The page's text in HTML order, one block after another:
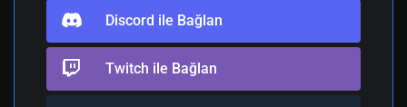
Discord ile Bağlan
Twitch ile Bağlan